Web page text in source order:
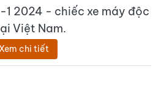
1 2024 - chiếc xe máy độc
Việt Nam.
Xem chi tiết